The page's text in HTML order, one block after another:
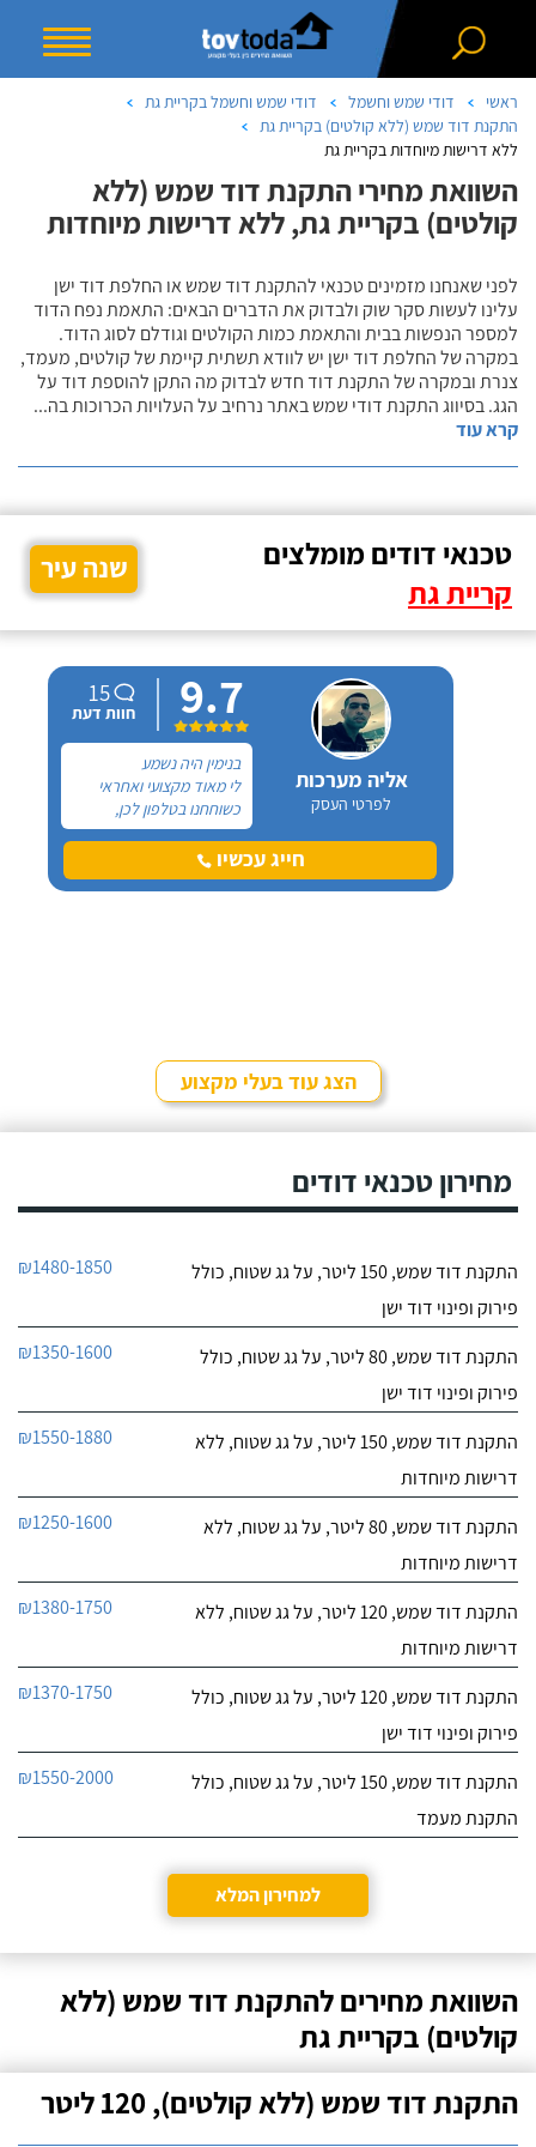
ראשי דודי שמש וחשמל
דודי שמש וחשמל בקריית גת
התקנת דוד שמש (ללא קולטים) בקריית גת
ללא דרישות מיוחדות בקריית גת
השוואת מחירי התקנת דוד שמש (ללא
קולטים) בקריית גת, ללא דרישות מיוחדות
לפני שאנחנו מזמינים טכנאי להתקנת דוד שמש או החלפת דוד ישן
עלינו לעשות סקר שוק ולבדוק את הדברים הבאים: התאמת נפח הדוד
למספר הנפשות בבית והתאמת כמות הקולטים וגודלם לסוג הדוד.
במקרה של החלפת דוד ישן יש לוודא תשתית קיימת של קולטים, מעמד,
צנרת ובמקרה של התקנת דוד חדש לבדוק מה התקן להוספת דוד על
הגג. בסיווג התקנת דודי שמש באתר נרחיב על העלויות הכרוכות בה...
קרא עוד
טכנאי דודים מומלצים
קריית גת
שנה עיר
אליה מערכות
לפרטי העסק
9.7
15
חוות דעת
בנימין היה נשמע
לי מאוד מקצועי ואחראי
כשוחחנו בטלפון לכן,
הזמנתי אותו להחלפת דוד
שמש וקולטים בבניין בו אני
גרה והוא אכן נתן שירות
חייג עכשיו
הצג עוד בעלי מקצוע
מחירון טכנאי דודים
התקנת דוד שמש, 150 ליטר, על גג שטוח, כולל
פירוק ופינוי דוד ישן
₪1480-1850
התקנת דוד שמש, 80 ליטר, על גג שטוח, כולל
פירוק ופינוי דוד ישן
₪1350-1600
התקנת דוד שמש, 150 ליטר, על גג שטוח, ללא
דרישות מיוחדות
₪1550-1880
התקנת דוד שמש, 80 ליטר, על גג שטוח, ללא
דרישות מיוחדות
₪1250-1600
התקנת דוד שמש, 120 ליטר, על גג שטוח, ללא
דרישות מיוחדות
₪1380-1750
התקנת דוד שמש, 120 ליטר, על גג שטוח, כולל
פירוק ופינוי דוד ישן
₪1370-1750
התקנת דוד שמש, 150 ליטר, על גג שטוח, כולל
התקנת מעמד
₪1550-2000
למחירון המלא
השוואת מחירים להתקנת דוד שמש (ללא
קולטים) בקריית גת
התקנת דוד שמש (ללא קולטים), 120 ליטר